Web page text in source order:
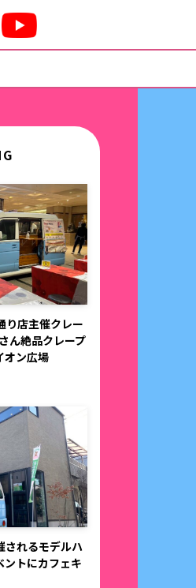
り店主催クレー
ん絶品クレープ
オン広場
されるモデルハ
ントにカフェキ